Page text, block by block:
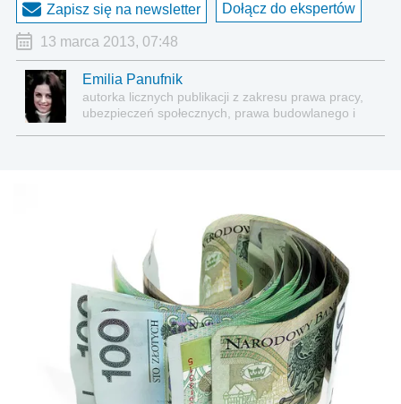
Zapisz się na newsletter Dołącz do ekspertów
13 marca 2013, 07:48
Emilia Panufnik
autorka licznych publikacji z zakresu prawa pracy,
ubezpieczeń społecznych, prawa budowlanego i